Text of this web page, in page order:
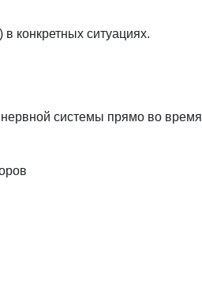
конкретных ситуациях.
системы прямо во время